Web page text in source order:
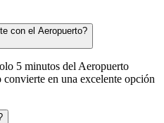
con el Aeropuerto?
5 minutos del Aeropuerto
en una excelente opción